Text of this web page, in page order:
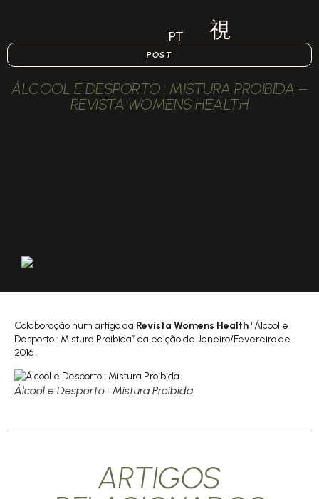
PT
POST
ÁLCOOL E DESPORTO : MISTURA PROIBIDA –
REVISTA WOMENS HEALTH
Colaboração num artigo da Revista Womens Health “Álcool e
Desporto : Mistura Proibida” da edição de Janeiro/Fevereiro de
2016 .
Álcool e Desporto : Mistura Proibida
ARTIGOS